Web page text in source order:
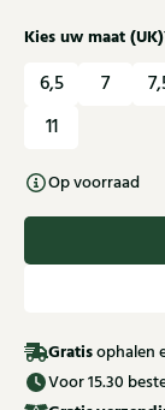
Kies uw maat (UK)
6,5 7
11
Op voorraad
Gratisophalen
Voor 15.30